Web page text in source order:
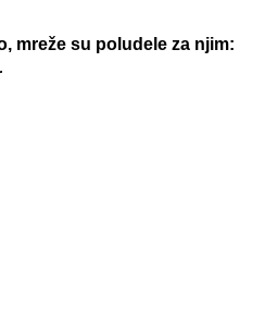
mreže su poludele za njim: